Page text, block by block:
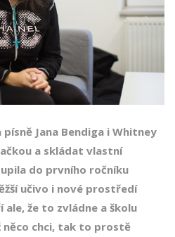
Jana Bendiga i Whitney
a skládat vlastní
do prvního ročníku
učivo i nové prostředí
že to zvládne a školu
něco chci, tak to prostě